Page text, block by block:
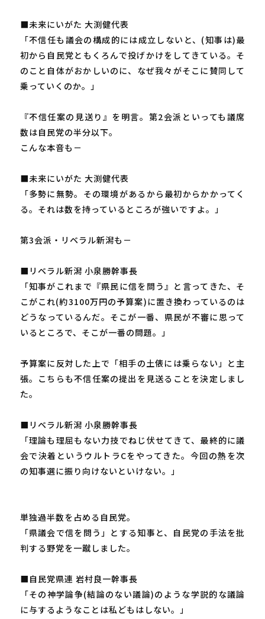
■未来にいがた 大渕健代表
「不信任も議会の構成的には成立しないと、(知事は)最
初から自民党ともくろんで投げかけをしてきている。そ
のこと自体がおかしいのに、なぜ我々がそこに賛同して
乗っていくのか。」
『不信任案の見送り』を明言。第2会派といっても議席
数は自民党の半分以下。
こんな本音も－
■未来にいがた 大渕健代表
「多勢に無勢。その環境があるから最初からかかってく
る。それは数を持っているところが強いですよ。」
第3会派・リベラル新潟も－
■リベラル新潟 小泉勝幹事長
「知事がこれまで『県民に信を問う』と言ってきた、そ
こがこれ(約3100万円の予算案)に置き換わっているのは
どうなっているんだ。そこが一番、県民が不審に思って
いるところで、そこが一番の問題。」
予算案に反対した上で「相手の土俵には乗らない」と主
張。こちらも不信任案の提出を見送ることを決定しまし
た。
■リベラル新潟 小泉勝幹事長
「理論も理屈もない力技でねじ伏せてきて、最終的に議
会で決着というウルトラCをやってきた。今回の熱を次
の知事選に振り向けないといけない。」
単独過半数を占める自民党。
「県議会で信を問う」とする知事と、自民党の手法を批
判する野党を一蹴しました。
■自民党県連 岩村良一幹事長
「その神学論争(結論のない議論)のような学説的な議論
に与するようなことは私どもはしない。」